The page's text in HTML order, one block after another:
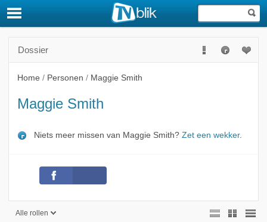
Dossier
Home / Personen / Maggie Smith
Maggie Smith
Niets meer missen van Maggie Smith? Zet een wekker.
Alle rollen